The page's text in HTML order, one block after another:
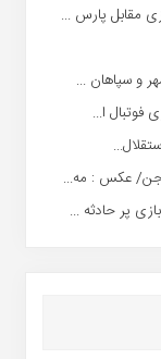
مقابل پارس ...
و سپاهان ...
فوتبال ا...
عکس : مه...
پر حادثه ...